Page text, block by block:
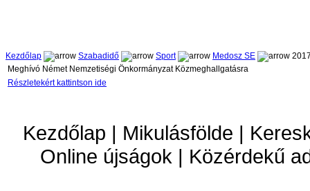
Kezdőlap Szabadidő Sport Medosz SE
Meghívó Német Nemzetiségi Önkormányzat Közmeghallgatásra
Részletekért kattintson ide
Kezdőlap | Mikulásfölde |
Online újságok | Közérdekű